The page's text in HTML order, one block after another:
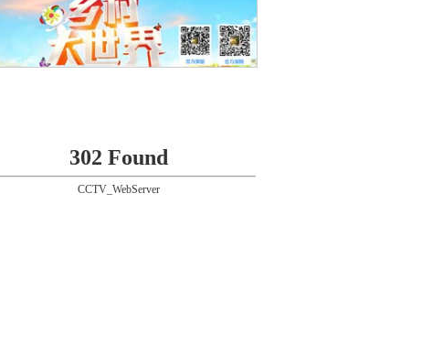
302 Found
CCTV_WebServer